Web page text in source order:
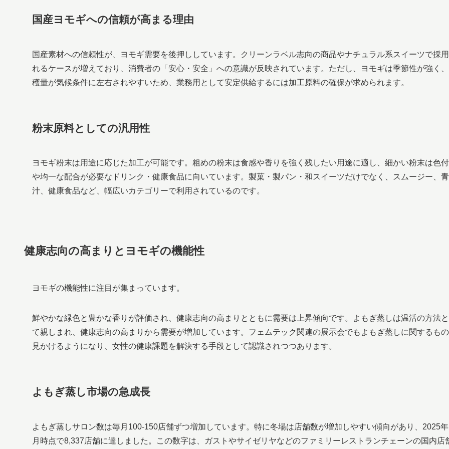
国産ヨモギへの信頼が高まる理由
国産素材への信頼性が、ヨモギ需要を後押ししています。クリーンラベル志向の商品やナチュラル系スイーツで採用
れるケースが増えており、消費者の「安心・安全」への意識が反映されています。ただし、ヨモギは季節性が強く
穫量が気候条件に左右されやすいため、業務用として安定供給するには加工原料の確保が求められます。
粉末原料としての汎用性
ヨモギ粉末は用途に応じた加工が可能です。粗めの粉末は食感や香りを強く残したい用途に適し、細かい粉末は色
や均一な配合が必要なドリンク・健康食品に向いています。製菓・製パン・和スイーツだけでなく、スムージー、青
汁、健康食品など、幅広いカテゴリーで利用されているのです。
健康志向の高まりとヨモギの機能性
ヨモギの機能性に注目が集まっています。
鮮やかな緑色と豊かな香りが評価され、健康志向の高まりとともに需要は上昇傾向です。よもぎ蒸しは温活の方法
て親しまれ、健康志向の高まりから需要が増加しています。フェムテック関連の展示会でもよもぎ蒸しに関するも
見かけるようになり、女性の健康課題を解決する手段として認識されつつあります。
よもぎ蒸し市場の急成長
よもぎ蒸しサロン数は毎月100-150店舗ずつ増加しています。特に冬場は店舗数が増加しやすい傾向があり、2025
月時点で8,337店舗に達しました。この数字は、ガストやサイゼリヤなどのファミリーレストランチェーンの国内店